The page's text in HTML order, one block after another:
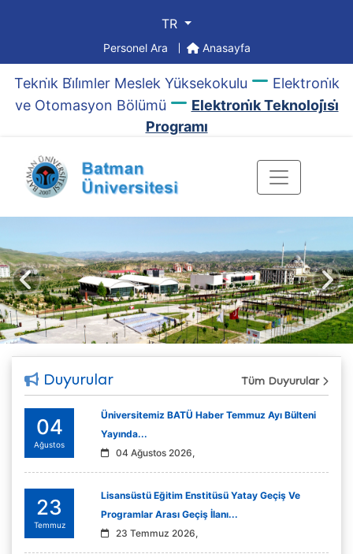
TR
Personel Ara Anasayfa
Tekni̇k Bi̇li̇mler Meslek Yüksekokulu
Elektroni̇k
ve Otomasyon Bölümü
Elektroni̇k Teknoloji̇si̇
Programı
Önceki
Duyurular Tüm Duyurular
04
Ağustos
Üniversitemiz BATÜ Haber Temmuz Ayı Bülteni
Yayında...
04 Ağustos 2026,
23
Temmuz
Lisansüstü Eğitim Enstitüsü Yatay Geçiş Ve
Programlar Arası Geçiş İlanı...
23 Temmuz 2026,